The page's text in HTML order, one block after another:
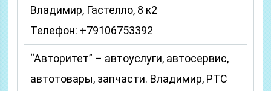
Владимир, Гастелло, 8 к2
Телефон: +79106753392
“Авторитет” – автоуслуги, автосервис,
автотовары, запчасти. Владимир, РТС